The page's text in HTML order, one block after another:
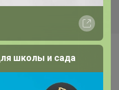
школы и сада